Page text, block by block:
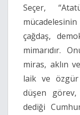
Seçer,
çağdaş,
mimarıdır.
miras, aklın
laik ve özgür
düşen görev,
dediği